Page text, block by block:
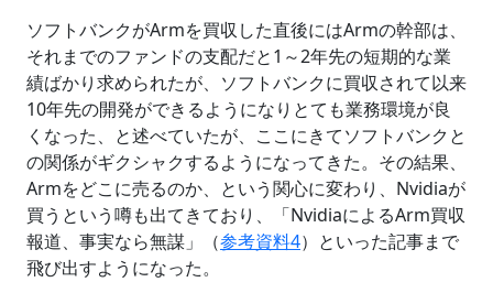
ソフトバンクがArmを買収した直後にはArmの幹部は、
それまでのファンドの支配だと1～2年先の短期的な業
績ばかり求められたが、ソフトバンクに買収されて以来
10年先の開発ができるようになりとても業務環境が良
くなった、と述べていたが、ここにきてソフトバンクと
の関係がギクシャクするようになってきた。その結果、
Armをどこに売るのか、という関心に変わり、Nvidiaが
買うという噂も出てきており、「NvidiaによるArm買収
報道、事実なら無謀」（参考資料4）といった記事まで
飛び出すようになった。